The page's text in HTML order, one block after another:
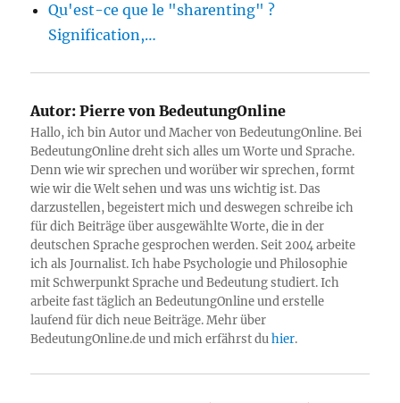
Qu'est-ce que le "sharenting" ?
Signification,…
Autor: Pierre von BedeutungOnline
Hallo, ich bin Autor und Macher von BedeutungOnline. Bei
BedeutungOnline dreht sich alles um Worte und Sprache.
Denn wie wir sprechen und worüber wir sprechen, formt
wie wir die Welt sehen und was uns wichtig ist. Das
darzustellen, begeistert mich und deswegen schreibe ich
für dich Beiträge über ausgewählte Worte, die in der
deutschen Sprache gesprochen werden. Seit 2004 arbeite
ich als Journalist. Ich habe Psychologie und Philosophie
mit Schwerpunkt Sprache und Bedeutung studiert. Ich
arbeite fast täglich an BedeutungOnline und erstelle
laufend für dich neue Beiträge. Mehr über
BedeutungOnline.de und mich erfährst duhier.